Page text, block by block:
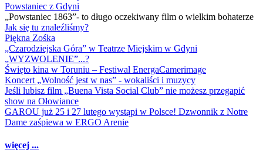
Powstaniec z Gdyni
„Powstaniec 1863”- to długo oczekiwany film o wielkim bohaterze
Jak się tu znaleźliśmy?
Piękna Zośka
„Czarodziejska Góra” w Teatrze Miejskim w Gdyni
„WYZWOLENIE”...?
Święto kina w Toruniu – Festiwal EnergaCamerimage
Koncert „Wolność jest w nas” - wokaliści i muzycy
Jeśli lubisz film „Buena Vista Social Club” nie możesz przegapić
show na Ołowiance
GAROU już 25 i 27 lutego wystąpi w Polsce! Dzwonnik z Notre
Dame zaśpiewa w ERGO Arenie
więcej ...